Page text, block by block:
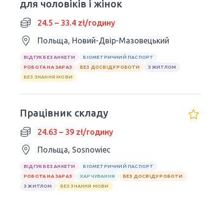
для чоловіків і жінок
24.5 – 33.4 zł/годину
Польща, Новий-Двір-Мазовецький
ВІДГУК БЕЗ АНКЕТИ
БІОМЕТРИЧНИЙ ПАСПОРТ
РОБОТА НА ЗАРАЗ
БЕЗ ДОСВІДУ РОБОТИ
З ЖИТЛОМ
БЕЗ ЗНАННЯ МОВИ
Працівник складу
24.63 – 39 zł/годину
Польща, Sosnowiec
ВІДГУК БЕЗ АНКЕТИ
БІОМЕТРИЧНИЙ ПАСПОРТ
РОБОТА НА ЗАРАЗ
ХАРЧУВАННЯ
БЕЗ ДОСВІДУ РОБОТИ
З ЖИТЛОМ
БЕЗ ЗНАННЯ МОВИ